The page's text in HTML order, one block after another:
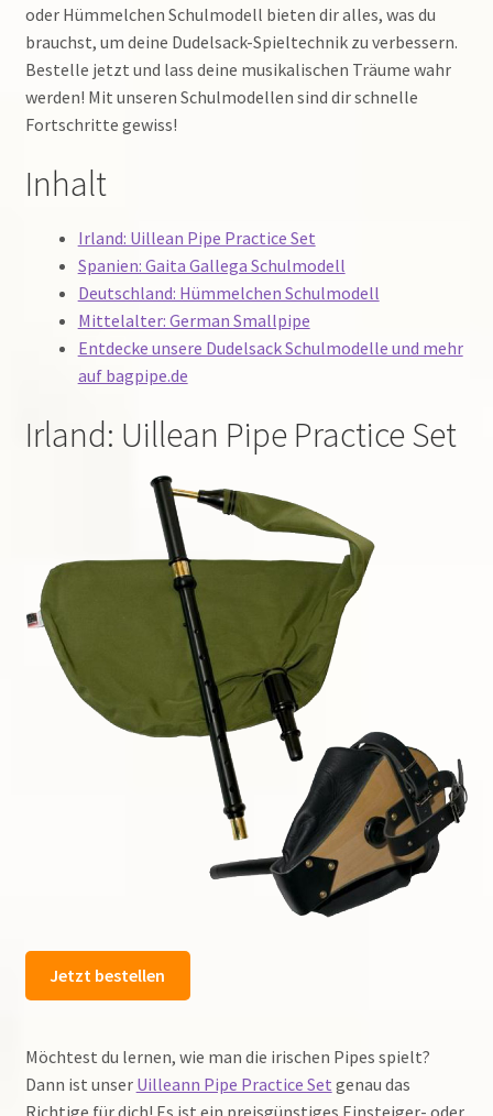
oder Hümmelchen Schulmodell bieten dir alles, was du
brauchst, um deine Dudelsack-Spieltechnik zu verbessern.
Bestelle jetzt und lass deine musikalischen Träume wahr
werden! Mit unseren Schulmodellen sind dir schnelle
Fortschritte gewiss!
Inhalt
Irland: Uillean Pipe Practice Set
Spanien: Gaita Gallega Schulmodell
Deutschland: Hümmelchen Schulmodell
Mittelalter: German Smallpipe
Entdecke unsere Dudelsack Schulmodelle und mehr
auf bagpipe.de
Irland: Uillean Pipe Practice Set
Jetzt bestellen
Möchtest du lernen, wie man die irischen Pipes spielt?
Dann ist unser Uilleann Pipe Practice Set genau das
Richtige für dich! Es ist ein preisgünstiges Einsteiger- oder